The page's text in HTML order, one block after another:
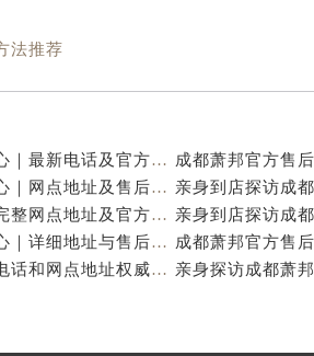
法推荐
亲身到店探访成都萧邦官方售后服务中心｜最新电话及官方地址（2026年7月最新）
亲身到店探访成都萧邦官方售后服务中心｜网点地址及售后热线（2026年7月最新）
亲身探访成都萧邦官方售后服务中心｜完整网点地址及官方热线（2026年7月最新）
亲身到店探访成都萧邦官方售后服务中心｜详细地址与售后服务电话（2026年7月最新）
成都萧邦官方售后服务中心｜完整官方电话和网点地址权威信息公示（2026年7月最新）